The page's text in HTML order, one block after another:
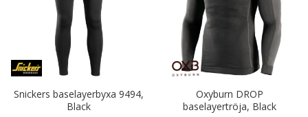
Snickers baselayerbyxa 9494,
Black
Oxyburn DROP
baselayertröja, Black